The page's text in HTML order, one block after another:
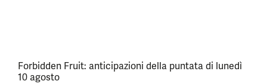
Forbidden Fruit: anticipazioni della puntata di lunedì
10 agosto